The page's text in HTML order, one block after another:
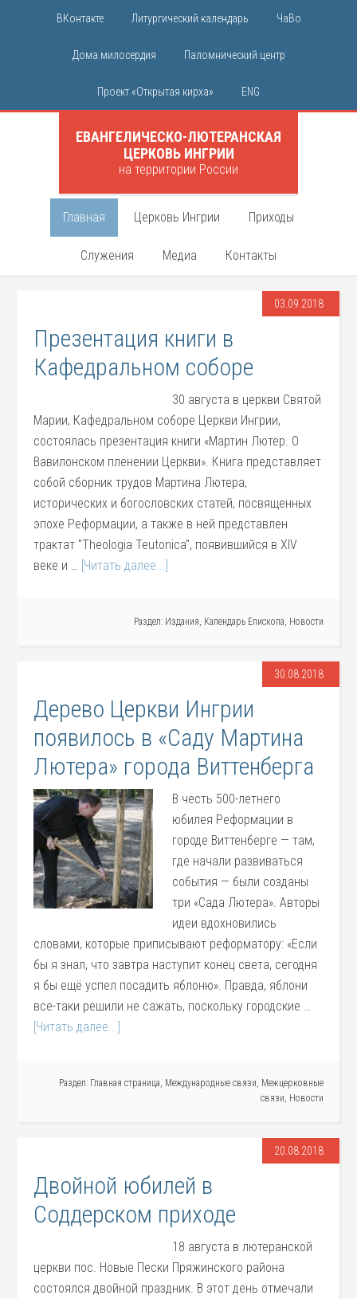
ВКонтакте Литургический календарь ЧаВо
Дома милосердия Паломнический центр
Проект «Открытая кирха» ENG
ЕВАНГЕЛИЧЕСКО-ЛЮТЕРАНСКАЯ
ЦЕРКОВЬ ИНГРИИ
на территории России
Главная Церковь Ингрии Приходы
Служения Медиа Контакты
03.09.2018
Презентация книги в
Кафедральном соборе
30 августа в церкви Святой
Марии, Кафедральном соборе Церкви Ингрии,
состоялась презентация книги «Мартин Лютер. О
Вавилонском пленении Церкви». Книга представляет
собой сборник трудов Мартина Лютера,
исторических и богословских статей, посвященных
эпохе Реформации, а также в ней представлен
трактат "Theologia Teutonica", появившийся в XIV
веке и … [Читать далее...]
Раздел: Издания, Календарь Епископа, Новости
30.08.2018
Дерево Церкви Ингрии
появилось в «Саду Мартина
Лютера» города Виттенберга
В честь 500-летнего
юбилея Реформации в
городе Виттенберге — там,
где начали развиваться
события — были созданы
три «Сада Лютера». Авторы
идеи вдохновились
словами, которые приписывают реформатору: «Если
бы я знал, что завтра наступит конец света, сегодня
я бы ещё успел посадить яблоню». Правда, яблони
все-таки решили не сажать, поскольку городские …
[Читать далее...]
Раздел: Главная страница, Международные связи, Межцерковные
связи, Новости
20.08.2018
Двойной юбилей в
Соддерском приходе
18 августа в лютеранской
церкви пос. Новые Пески Пряжинского района
состоялся двойной праздник. В этот день отмечали